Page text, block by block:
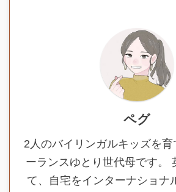
ペグ
2人のバイリンガルキッズを育
ーランスゆとり世代母です。
て、自宅をインターナショナ